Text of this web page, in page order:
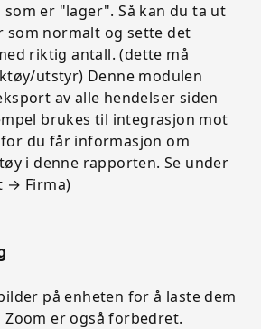
er "lager". Så kan du ta ut
som normalt og sette det
riktig antall. (dette må
utstyr) Denne modulen
av alle hendelser siden
brukes til integrasjon mot
du får informasjon om
i denne rapporten. Se under
→ Firma)
på enheten for å laste dem
Zoom er også forbedret.